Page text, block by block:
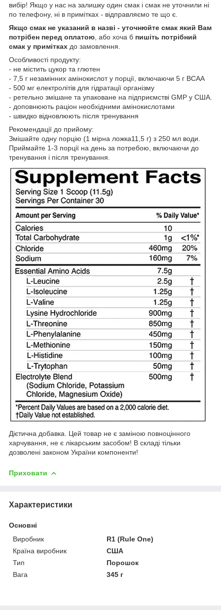
вибір! Якщо у нас на залишку один смак і смак не уточнили ні
по телефону, ні в примітках - відправляємо те що є.
Якщо смак не указаний в назві - уточнюйте смак який Вам
потрібен перед оплатою , або хоча б пишіть потрібний
смак у примітках до замовлення.
Особливості продукту:
- не містить цукор та глютен
- 7,5 г незамінних амінокислот у порції, включаючи 5 г BCAA
- 500 мг електролітів для гідратації організму
- ретельно змішане та упаковане на підприємстві GMP у США.
- доповнюють раціон необхідними амінокислотами
- швидко відновлюють після тренування
Рекомендації до прийому:
Змішайте одну порцію (1 мірна ложка11,5 г) з 250 мл води.
Приймайте 1-3 порції на день за потребою, включаючи до
тренування і після тренування.
Дієтична добавка. Цей товар не є заміною повноцінного
харчування, не є лікарським засобом! В складі тільки
дозволені законом України компоненти!
Приховати
Характеристики
Основні
Виробник
R1 (Rule One)
Країна виробник
США
Тип
Порошок
Вага
345 г